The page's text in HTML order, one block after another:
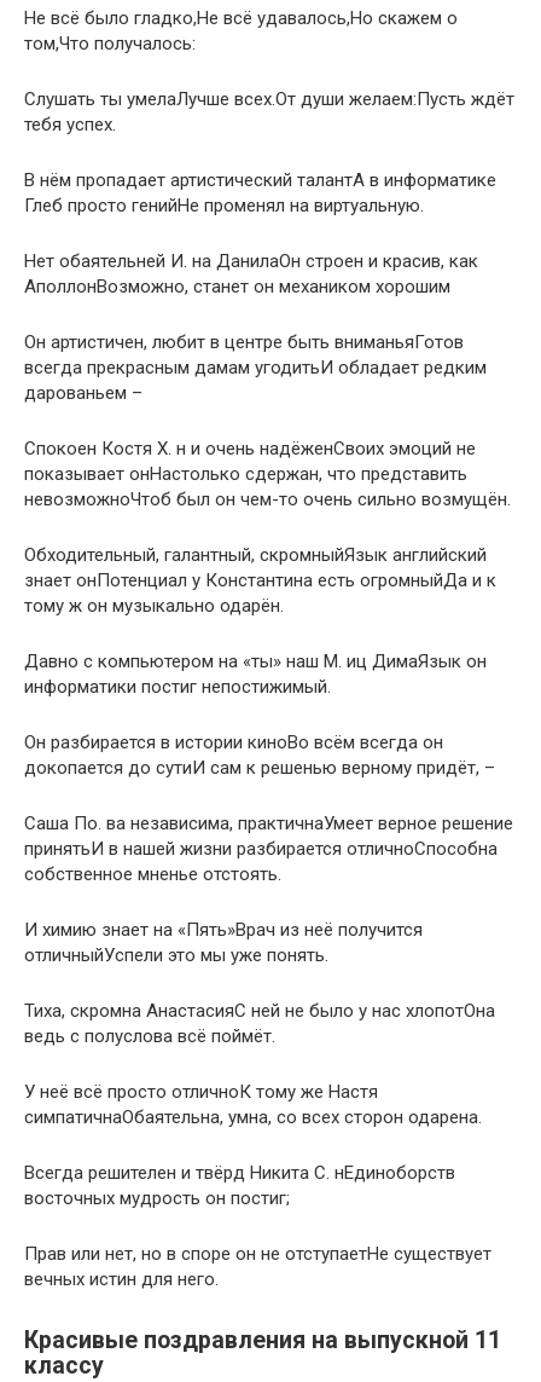
Не всё было гладко,Не всё удавалось,Но скажем о
том,Что получалось:
Слушать ты умелаЛучше всех.От души желаем:Пусть ждёт
тебя успех.
В нём пропадает артистический талантА в информатике
Глеб просто генийНе променял на виртуальную.
Нет обаятельней И. на ДанилаОн строен и красив, как
АполлонВозможно, станет он механиком хорошим
Он артистичен, любит в центре быть вниманьяГотов
всегда прекрасным дамам угодитьИ обладает редким
дарованьем –
Спокоен Костя Х. н и очень надёженСвоих эмоций не
показывает онНастолько сдержан, что представить
невозможноЧтоб был он чем-то очень сильно возмущён.
Обходительный, галантный, скромныйЯзык английский
знает онПотенциал у Константина есть огромныйДа и к
тому ж он музыкально одарён.
Давно с компьютером на «ты» наш М. иц ДимаЯзык он
информатики постиг непостижимый.
Он разбирается в истории киноВо всём всегда он
докопается до сутиИ сам к решенью верному придёт, –
Саша По. ва независима, практичнаУмеет верное решение
принятьИ в нашей жизни разбирается отличноСпособна
собственное мненье отстоять.
И химию знает на «Пять»Врач из неё получится
отличныйУспели это мы уже понять.
Тиха, скромна АнастасияС ней не было у нас хлопотОна
ведь с полуслова всё поймёт.
У неё всё просто отличноК тому же Настя
симпатичнаОбаятельна, умна, со всех сторон одарена.
Всегда решителен и твёрд Никита С. нЕдиноборств
восточных мудрость он постиг;
Прав или нет, но в споре он не отступаетНе существует
вечных истин для него.
Красивые поздравления на выпускной 11
классу